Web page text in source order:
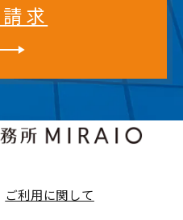
求
ご利用に関して